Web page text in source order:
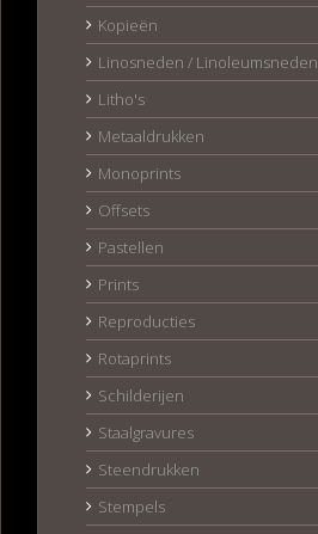
Kopieën
Linosneden / Linoleumsneden
Litho's
Metaaldrukken
Monoprints
Offsets
Pastellen
Prints
Reproducties
Rotaprints
Schilderijen
Staalgravures
Steendrukken
Stempels